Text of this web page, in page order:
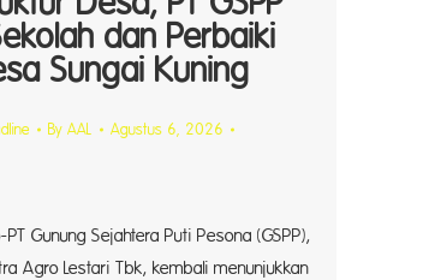
dan Perbaiki
Sungai Kuning
By AAL Agustus 6, 2026
Gunung Sejahtera Puti Pesona (GSPP),
Agro Lestari Tbk, kembali menunjukkan